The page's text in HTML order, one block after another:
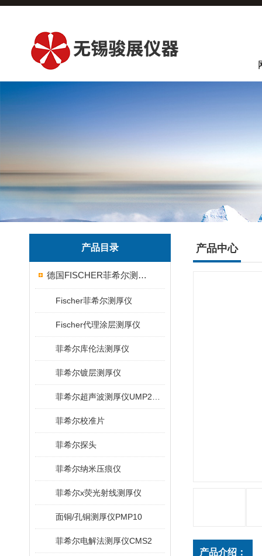
产品目录
德国FISCHER菲希尔测厚仪
Fischer菲希尔测厚仪
Fischer代理涂层测厚仪
菲希尔库伦法测厚仪
菲希尔镀层测厚仪
菲希尔校准片
菲希尔探头
菲希尔纳米压痕仪
菲希尔x荧光射线测厚仪
面铜/孔铜测厚仪PMP10
菲希尔电解法测厚仪CMS2
产品中心
产品介绍：